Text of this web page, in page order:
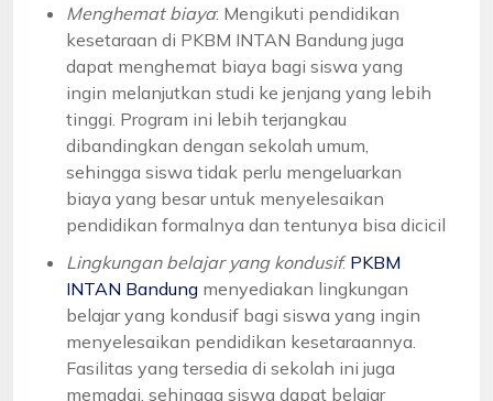
Menghemat biaya: Mengikuti pendidikan
kesetaraan di PKBM INTAN Bandung juga
dapat menghemat biaya bagi siswa yang
ingin melanjutkan studi ke jenjang yang lebih
tinggi. Program ini lebih terjangkau
dibandingkan dengan sekolah umum,
sehingga siswa tidak perlu mengeluarkan
biaya yang besar untuk menyelesaikan
pendidikan formalnya dan tentunya bisa dicicil
Lingkungan belajar yang kondusif: PKBM
INTAN Bandung menyediakan lingkungan
belajar yang kondusif bagi siswa yang ingin
menyelesaikan pendidikan kesetaraannya.
Fasilitas yang tersedia di sekolah ini juga
memadai, sehingga siswa dapat belajar